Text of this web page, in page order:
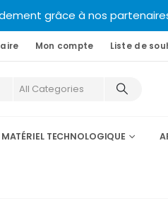
grâce à nos partenaires
Mon compte Liste de
MATÉRIEL TECHNOLOGIQUE